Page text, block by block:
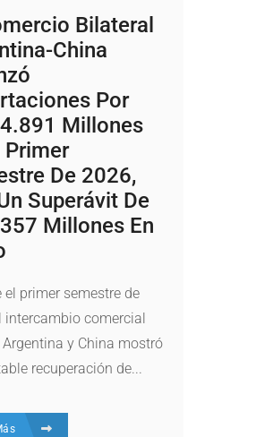
Bilateral
China
Por
Millones
Primer
De 2026,
Superávit De
Millones En
el primer semestre de
intercambio comercial
y China mostró
recuperación de...